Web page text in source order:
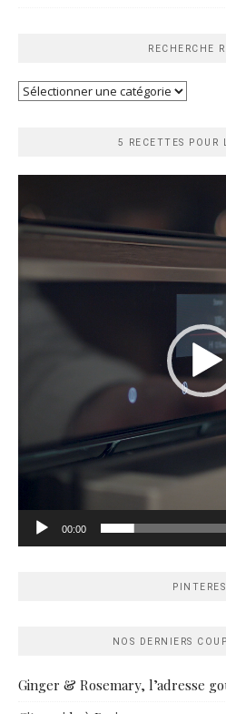
RECHERCHE
Recherche
5 RECETTES POUR
00:00
NOS DERNIERS
Ginger & Rosemary, l’adresse